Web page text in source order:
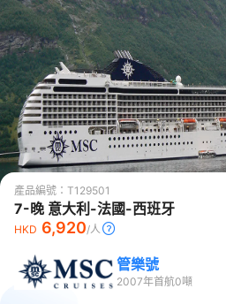
產品編號： T129501
7-晚 意大利-法國-西班牙
HKD 6,920/人
管樂號
2007年首航0噸